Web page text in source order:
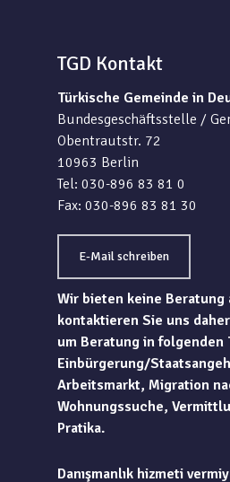
TGD Kontakt
Türkische Gemeinde in
Bundesgeschäftsstelle /
Obentrautstr. 72
10963 Berlin
Tel: 030-896 83 81 0
Fax: 030-896 83 81 30
E-Mail schreiben
Wir bieten keine Beratung
kontaktieren Sie uns
um Beratung in folgenden
Einbürgerung/
Arbeitsmarkt, Migration
Wohnungssuche,
Pratika.
Danışmanlık hizmeti